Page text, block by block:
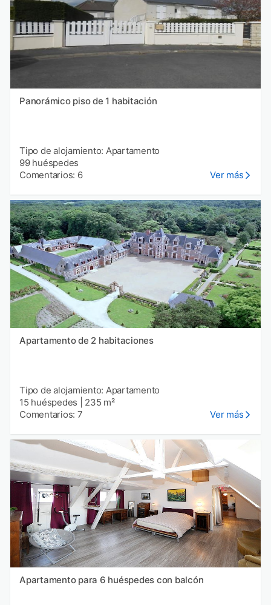
Panorámico piso de 1 habitación
Tipo de alojamiento: Apartamento
99 huéspedes
Comentarios: 6
Ver más
Apartamento de 2 habitaciones
Tipo de alojamiento: Apartamento
15 huéspedes
235 m²
Comentarios: 7
Ver más
Apartamento para 6 huéspedes con balcón